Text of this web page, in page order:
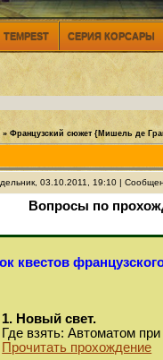
TEMPEST СЕРИЯ КОРСАРЫ
» Французский сюжет {Мишель де
03.10.2011, 19:10 |
Вопросы по
квестов
1. Новый свет.
Где взять: Автоматом
Прочитать прохождение